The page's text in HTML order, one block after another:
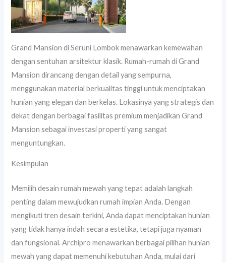
Grand Mansion di Seruni Lombok menawarkan kemewahan
dengan sentuhan arsitektur klasik. Rumah-rumah di Grand
Mansion dirancang dengan detail yang sempurna,
menggunakan material berkualitas tinggi untuk menciptakan
hunian yang elegan dan berkelas. Lokasinya yang strategis dan
dekat dengan berbagai fasilitas premium menjadikan Grand
Mansion sebagai investasi properti yang sangat
menguntungkan.
Kesimpulan
Memilih desain rumah mewah yang tepat adalah langkah
penting dalam mewujudkan rumah impian Anda. Dengan
mengikuti tren desain terkini, Anda dapat menciptakan hunian
yang tidak hanya indah secara estetika, tetapi juga nyaman
dan fungsional. Archipro menawarkan berbagai pilihan hunian
mewah yang dapat memenuhi kebutuhan Anda, mulai dari